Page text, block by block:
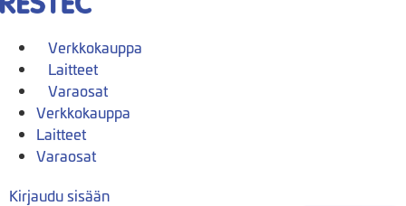
Verkkokauppa
Laitteet
Varaosat
Verkkokauppa
Laitteet
Varaosat
Kirjaudu sisään